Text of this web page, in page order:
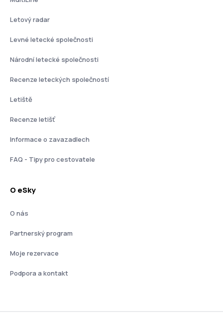
Letový radar
Levné letecké společnosti
Národní letecké společnosti
Recenze leteckých společností
Letiště
Recenze letišť
Informace o zavazadlech
FAQ - Tipy pro cestovatele
O eSky
O nás
Partnerský program
Moje rezervace
Podpora a kontakt